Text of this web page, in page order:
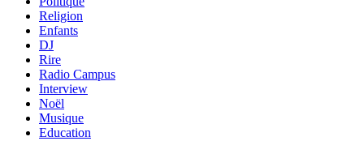
Religion
Enfants
DJ
Rire
Radio Campus
Interview
Noël
Musique
Education